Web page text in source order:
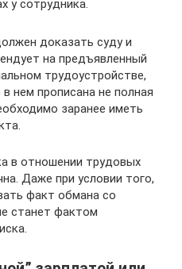
у сотрудника.
доказать суду и
на предъявленный
трудоустройстве,
нем прописана не полная
заранее иметь
в отношении трудовых
Даже при условии того,
факт обмана со
станет фактом